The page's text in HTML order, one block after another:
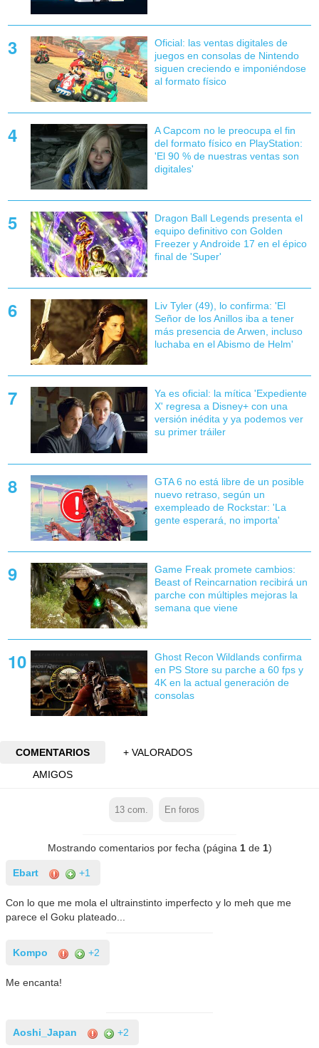
Oficial: las ventas digitales de
juegos en consolas de Nintendo
siguen creciendo e imponiéndose
al formato físico
A Capcom no le preocupa el fin
del formato físico en PlayStation:
'El 90 % de nuestras ventas son
digitales'
Dragon Ball Legends presenta el
equipo definitivo con Golden
Freezer y Androide 17 en el épico
final de 'Super'
Liv Tyler (49), lo confirma: 'El
Señor de los Anillos iba a tener
más presencia de Arwen, incluso
luchaba en el Abismo de Helm'
Ya es oficial: la mítica 'Expediente
X' regresa a Disney+ con una
versión inédita y ya podemos ver
su primer tráiler
GTA 6 no está libre de un posible
nuevo retraso, según un
exempleado de Rockstar: 'La
gente esperará, no importa'
Game Freak promete cambios:
Beast of Reincarnation recibirá un
parche con múltiples mejoras la
semana que viene
Ghost Recon Wildlands confirma
en PS Store su parche a 60 fps y
4K en la actual generación de
consolas
COMENTARIOS
+ VALORADOS
AMIGOS
13com. En foros
Mostrando comentarios por fecha (página 1de 1)
Ebart +1
Con lo que me mola el ultrainstinto imperfecto y lo meh que me
parece el Goku plateado...
Kompo +2
Me encanta!
Aoshi_Japan +2